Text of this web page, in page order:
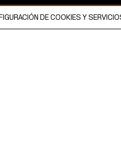
DE COOKIES Y